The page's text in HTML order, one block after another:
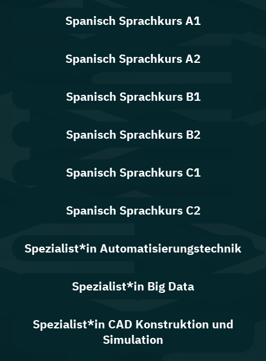
Spanisch Sprachkurs A1
Spanisch Sprachkurs A2
Spanisch Sprachkurs B1
Spanisch Sprachkurs B2
Spanisch Sprachkurs C1
Spanisch Sprachkurs C2
Spezialist*in Automatisierungstechnik
Spezialist*in Big Data
Spezialist*in CAD Konstruktion und
Simulation